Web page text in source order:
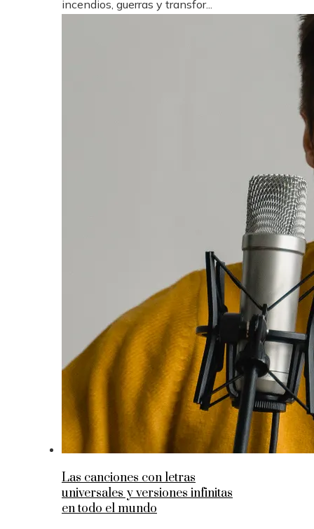
incendios, guerras y transfor...
Las canciones con letras
universales y versiones infinitas
en todo el mundo